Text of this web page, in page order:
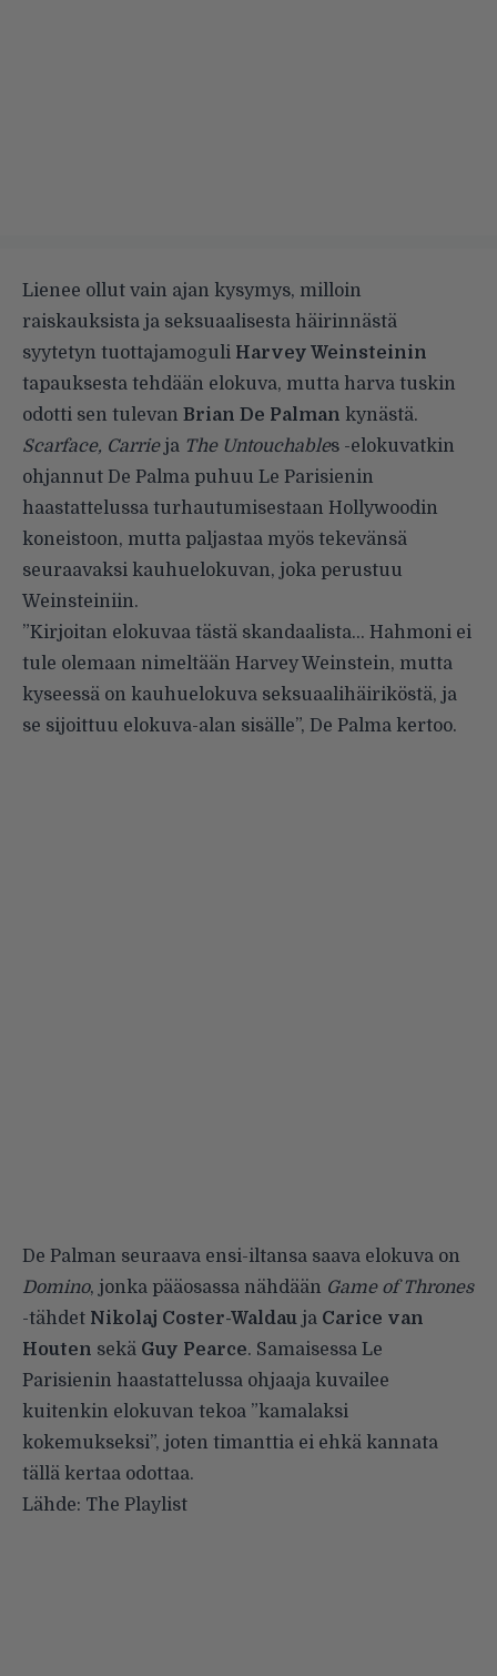
Lienee ollut vain ajan kysymys, milloin
raiskauksista ja seksuaalisesta häirinnästä
syytetyn tuottajamoguli Harvey Weinsteinin
tapauksesta tehdään elokuva, mutta harva tuskin
odotti sen tulevan Brian De Palman kynästä.
Scarface, Carrieja The Untouchables -elokuvatkin
ohjannut De Palma puhuu Le Parisienin
haastattelussa turhautumisestaan Hollywoodin
koneistoon, mutta paljastaa myös tekevänsä
seuraavaksi kauhuelokuvan, joka perustuu
Weinsteiniin.
”Kirjoitan elokuvaa tästä skandaalista… Hahmoni ei
tule olemaan nimeltään Harvey Weinstein, mutta
kyseessä on kauhuelokuva seksuaalihäiriköstä, ja
se sijoittuu elokuva-alan sisälle”, De Palma kertoo.
De Palman seuraava ensi-iltansa saava elokuva on
Domino, jonka pääosassa nähdään Game of Thrones
-tähdet Nikolaj Coster-Waldau ja Carice van
Houten sekä Guy Pearce. Samaisessa Le
Parisienin haastattelussa ohjaaja kuvailee
kuitenkin elokuvan tekoa ”kamalaksi
kokemukseksi”, joten timanttia ei ehkä kannata
tällä kertaa odottaa.
Lähde: The Playlist